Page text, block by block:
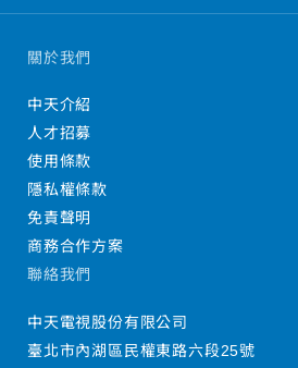
關於我們
中天介紹
人才招募
使用條款
隱私權條款
免責聲明
商務合作方案
聯絡我們
中天電視股份有限公司
臺北市內湖區民權東路六段25號